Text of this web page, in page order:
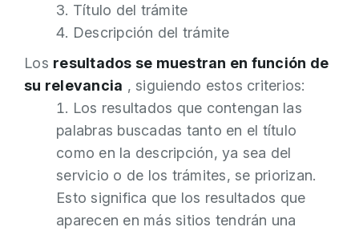
Título del trámite
Descripción del trámite
Los resultados se muestran en función de
su relevancia , siguiendo estos criterios:
Los resultados que contengan las
palabras buscadas tanto en el título
como en la descripción, ya sea del
servicio o de los trámites, se priorizan.
Esto significa que los resultados que
aparecen en más sitios tendrán una